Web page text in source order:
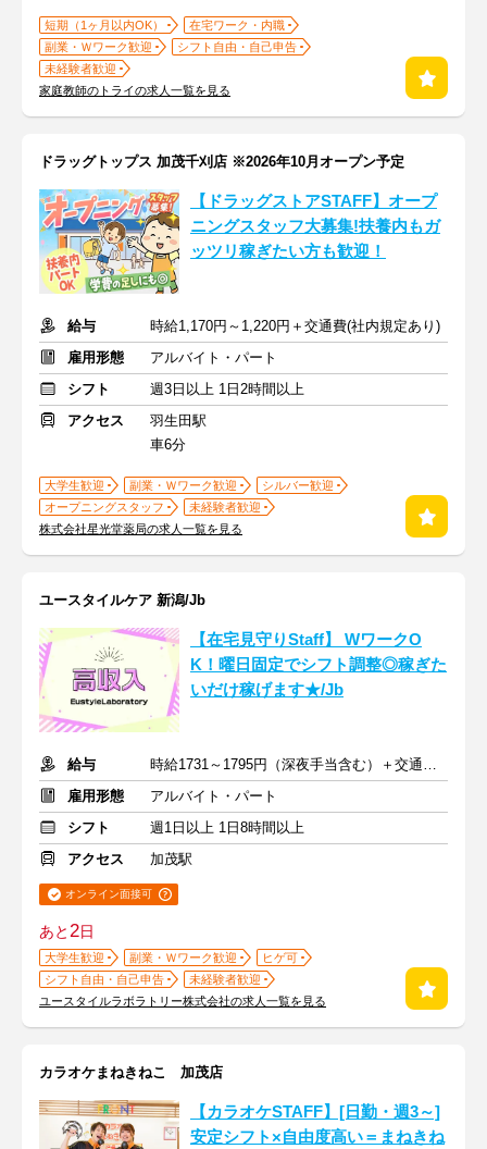
短期（1ヶ月以内OK）
在宅ワーク・内職
副業・Ｗワーク歓迎
シフト自由・自己申告
未経験者歓迎
家庭教師のトライの求人一覧を見る
ドラッグトップス 加茂千刈店 ※2026年10月オープン予定
【ドラッグストアSTAFF】オープ
ニングスタッフ大募集!扶養内もガ
ッツリ稼ぎたい方も歓迎！
給与
時給1,170円～1,220円＋交通費(社内規定あり)
雇用形態
アルバイト・パート
シフト
週3日以上 1日2時間以上
アクセス
羽生田駅
車6分
大学生歓迎 副業・Ｗワーク歓迎
シルバー歓迎
オープニングスタッフ
未経験者歓迎
株式会社星光堂薬局の求人一覧を見る
ユースタイルケア 新潟/Jb
【在宅見守りStaff】 WワークO
K！曜日固定でシフト調整◎稼ぎた
いだけ稼げます★/Jb
給与
時給1731～1795円（深夜手当含む）＋交通費支給
雇用形態
アルバイト・パート
シフト
週1日以上 1日8時間以上
アクセス
加茂駅
オンライン面接可
あと2日
大学生歓迎 副業・Ｗワーク歓迎
ヒゲ可
シフト自由・自己申告
未経験者歓迎
ユースタイルラボラトリー株式会社の求人一覧を見る
カラオケまねきねこ 加茂店
【カラオケSTAFF】[日勤・週3～]
安定シフト×自由度高い＝まねきね